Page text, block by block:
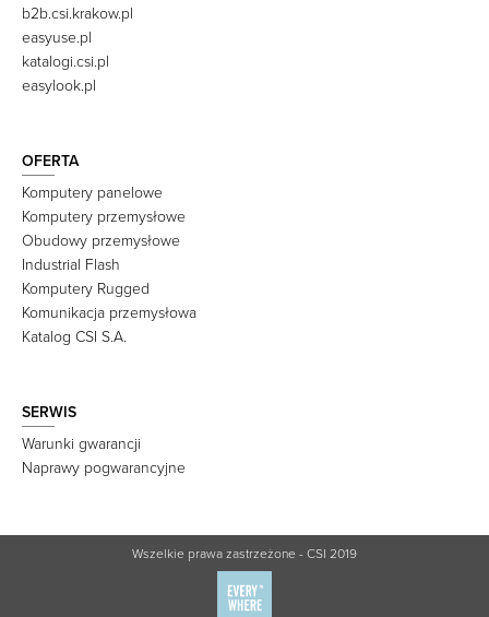
b2b.csi.krakow.pl
easyuse.pl
katalogi.csi.pl
easylook.pl
OFERTA
Komputery panelowe
Komputery przemysłowe
Obudowy przemysłowe
Industrial Flash
Komputery Rugged
Komunikacja przemysłowa
Katalog CSI S.A.
SERWIS
Warunki gwarancji
Naprawy pogwarancyjne
Wszelkie prawa zastrzeżone - CSI 2019